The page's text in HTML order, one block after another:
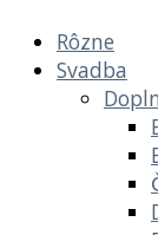
Rôzne
Svadba